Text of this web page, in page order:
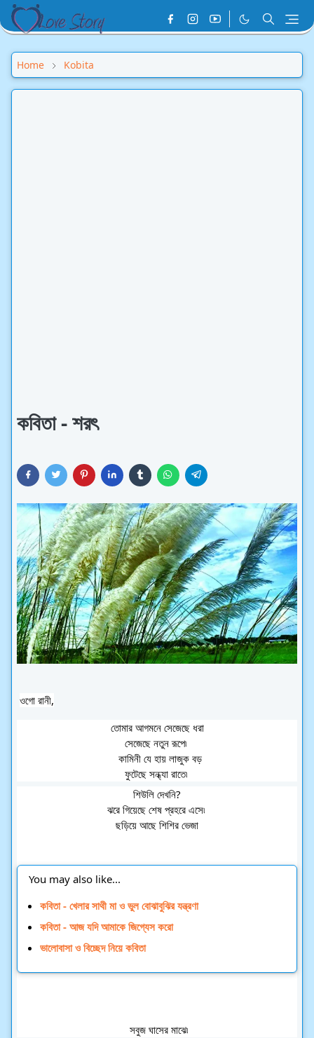
Home Kobita
কবিতা - শরৎ
ওগো রানী,
তোমার আগমনে সেজেছে ধরা
সেজেছে নতুন রূপে৷
  কামিনী যে হায় লাজুক বড়
ফুটেছে সন্ধ্যা রাতে৷
শিউলি দেখনি?
ঝরে গিয়েছে শেষ প্রহরে এসে৷
ছড়িয়ে আছে শিশির ভেজা
You may also like...
কবিতা - খেলার সাথী মা ও ভুল বোঝাবুঝির যন্ত্রণা
কবিতা - আজ যদি আমাকে জিগ্যেস করো
ভালোবাসা ও বিচ্ছেদ নিয়ে কবিতা
  সবুজ ঘাসের মাঝে৷